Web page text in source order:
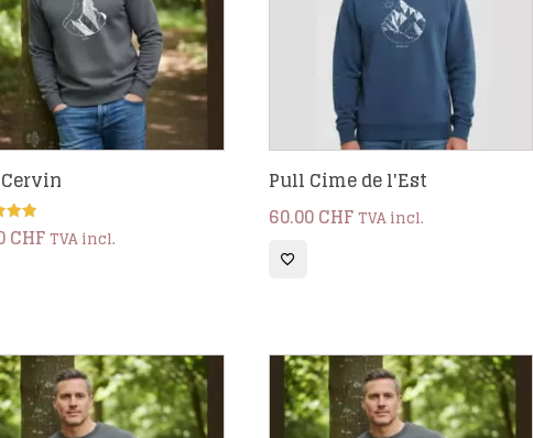
CHFTVA incl.
Pull Cime de l'Est
60.00CHFTVA incl.